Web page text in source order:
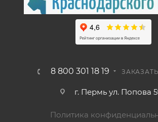
8 800 301 18 19
г. Пермь ул. Попова
Политика